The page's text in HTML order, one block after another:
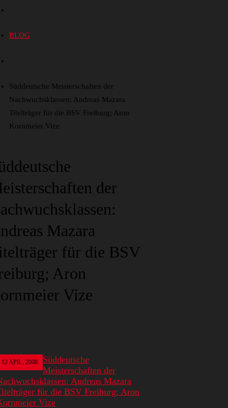
BLOG
Süddeutsche Meisterschaften der
Nachwuchsklassen: Andreas Mazara
Titelträger für die BSV Freiburg; Aron
Kornmeier Vize
der
Mazara
für die BSV
Aron
Vize
12APR., 2008
Süddeutsche
Meisterschaften der
Andreas Mazara
für die BSV Freiburg; Aron
Vize